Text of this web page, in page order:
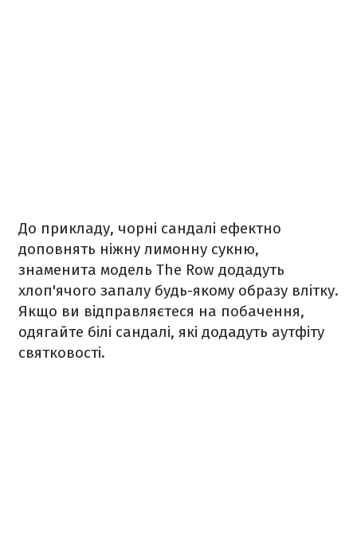
До прикладу, чорні сандалі ефектно
доповнять ніжну лимонну сукню,
знаменита модель The Row додадуть
хлоп'ячого запалу будь-якому образу влітку.
Якщо ви відправляєтеся на побачення,
одягайте білі сандалі, які додадуть аутфіту
святковості.